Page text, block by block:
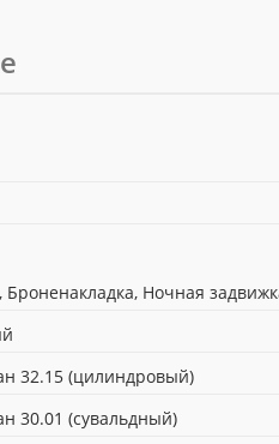
Броненакладка, Ночная
32.15 (цилиндровый)
30.01 (сувальдный)